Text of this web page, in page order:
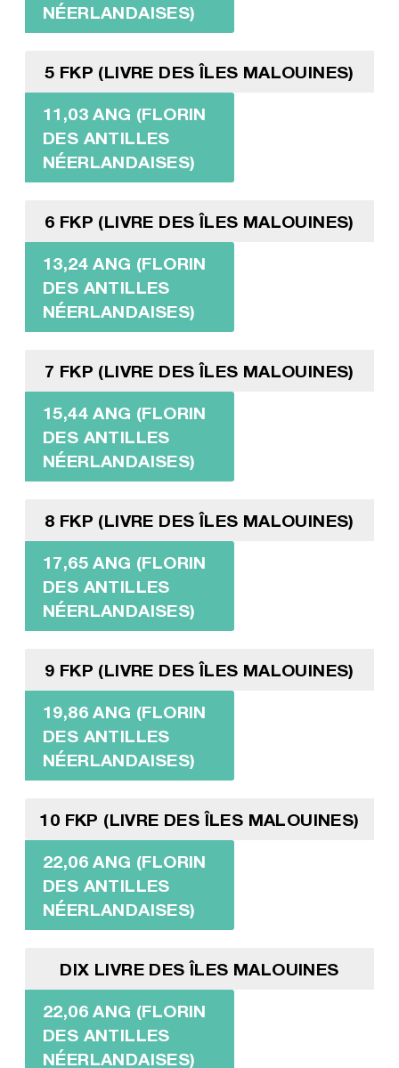
NÉERLANDAISES)
5 FKP (LIVRE DES ÎLES MALOUINES)
11,03 ANG (FLORIN
DES ANTILLES
NÉERLANDAISES)
6 FKP (LIVRE DES ÎLES MALOUINES)
13,24 ANG (FLORIN
DES ANTILLES
NÉERLANDAISES)
7 FKP (LIVRE DES ÎLES MALOUINES)
15,44 ANG (FLORIN
DES ANTILLES
NÉERLANDAISES)
8 FKP (LIVRE DES ÎLES MALOUINES)
17,65 ANG (FLORIN
DES ANTILLES
NÉERLANDAISES)
9 FKP (LIVRE DES ÎLES MALOUINES)
19,86 ANG (FLORIN
DES ANTILLES
NÉERLANDAISES)
10 FKP (LIVRE DES ÎLES MALOUINES)
22,06 ANG (FLORIN
DES ANTILLES
NÉERLANDAISES)
DIX LIVRE DES ÎLES MALOUINES
22,06 ANG (FLORIN
DES ANTILLES
NÉERLANDAISES)